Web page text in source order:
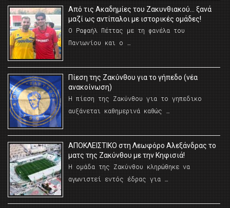
Από τις Ακαδημίες του Ζακυνθιακού… ξανά
μαζί ως αντίπαλοι με ιστορικές ομάδες!
Ο Ραφαήλ Πέττας με τη φανέλα του
Πανιωνίου και ο …
Πίεση της Ζακύνθου για το γήπεδο (νέα
ανακοίνωση)
Η πίεση της Ζακύνθου για το γηπεδικο
αυξάνεται καθημερινά καθώς …
AΠΟΚΛΕΙΣΤΙΚΟ στη Λεωφόρο Αλεξάνδρας το
ματς της Ζακύνθου με την Κηφισιά!
Η ομάδα της Ζακύνθου κληρώθηκε να
αγωνιστεί εντός έδρας για …